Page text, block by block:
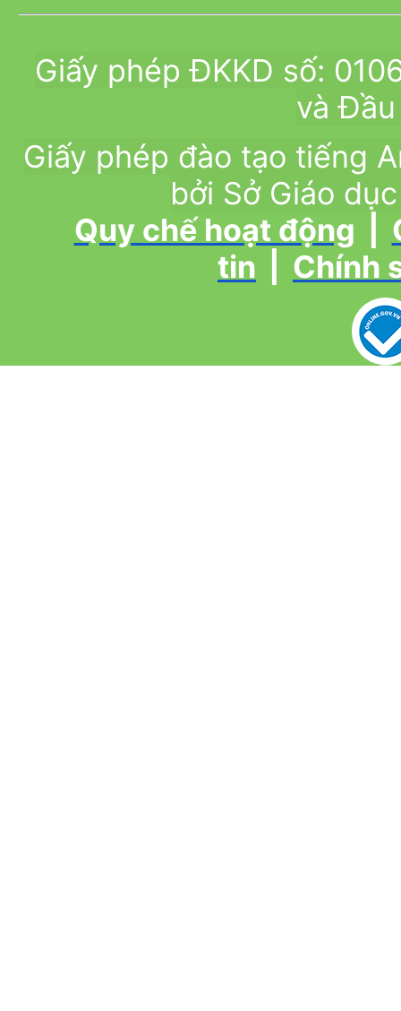
Giấy phép ĐKKD số:
và
Giấy phép đào tạo tiếng
bởi Sở Giáo
Quy chế hoạt động
tin
Chính